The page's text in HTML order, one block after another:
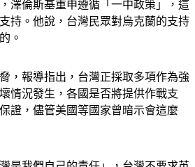
澤倫斯基重申遵循「一中政策」，這
持。他說，台灣民眾對烏克蘭的支持
。
，報導指出，台灣正採取多項作為強
情況發生，各國是否將提供作戰支
證，儘管美國等國家曾暗示會這麼